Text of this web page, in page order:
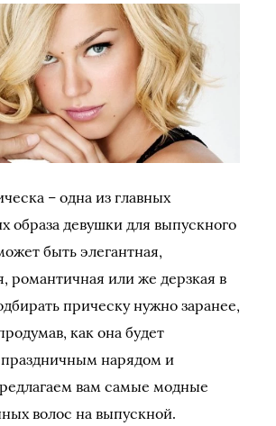
– одна из главных
образа девушки для выпускного
быть элегантная,
романтичная или же дерзкая в
прическу нужно заранее,
как она будет
праздничным нарядом и
вам самые модные
волос на выпускной.